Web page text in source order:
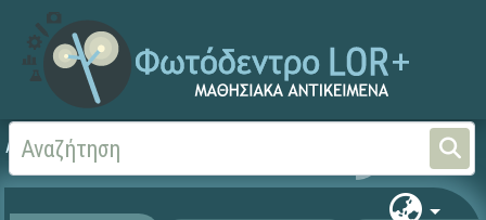
Αρχική